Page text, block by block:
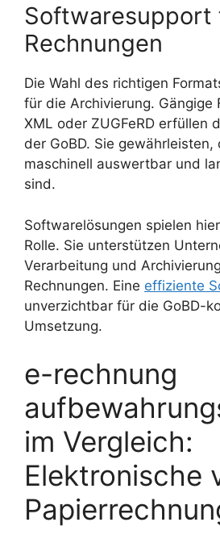
Softwaresupport
Rechnungen
Die Wahl des richtigen
für die Archivierung. Gängige
XML oder ZUGFeRD erfüllen
der GoBD. Sie gewährleisten,
maschinell auswertbar und
sind.
Softwarelösungen spielen
Rolle. Sie unterstützen
Verarbeitung und
Rechnungen. Eine effiziente
unverzichtbar für die GoBD-
Umsetzung.
e-rechnung
im Vergleich:
Elektronische